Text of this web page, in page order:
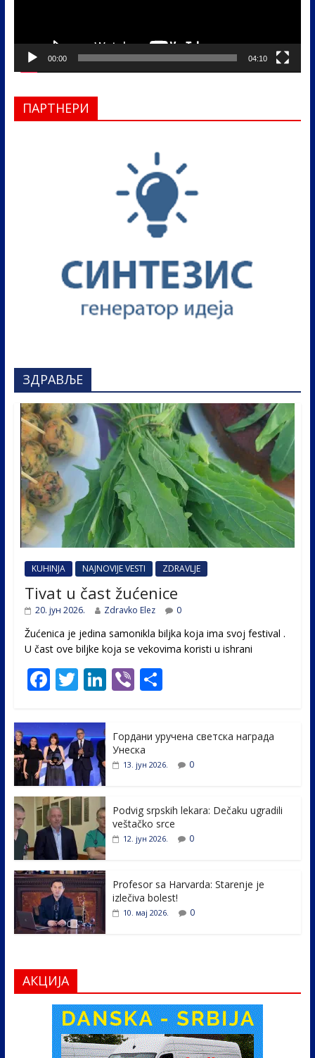
00:00 04:10
ПАРТНЕРИ
ЗДРАВЉЕ
KUHINJA NAJNOVIJE VESTI ZDRAVLJE
Tivat u čast žućenice
20. јун 2026. Zdravko Elez 0
Žućenica je jedina samonikla biljka koja ima svoj festival .
U čast ovе biljke koja se vekovima koristi u ishrani
F
e
b
o
o
k
T
itt
er
Li
e
dI
Vi S
e
Гордани уручена светска награда
Унеска
13. јун 2026. 0
Podvig srpskih lekara: Dečaku ugradili
veštačko srce
12. јун 2026. 0
Profesor sa Harvarda: Starenje je
izlečiva bolest!
10. мај 2026. 0
АКЦИЈА